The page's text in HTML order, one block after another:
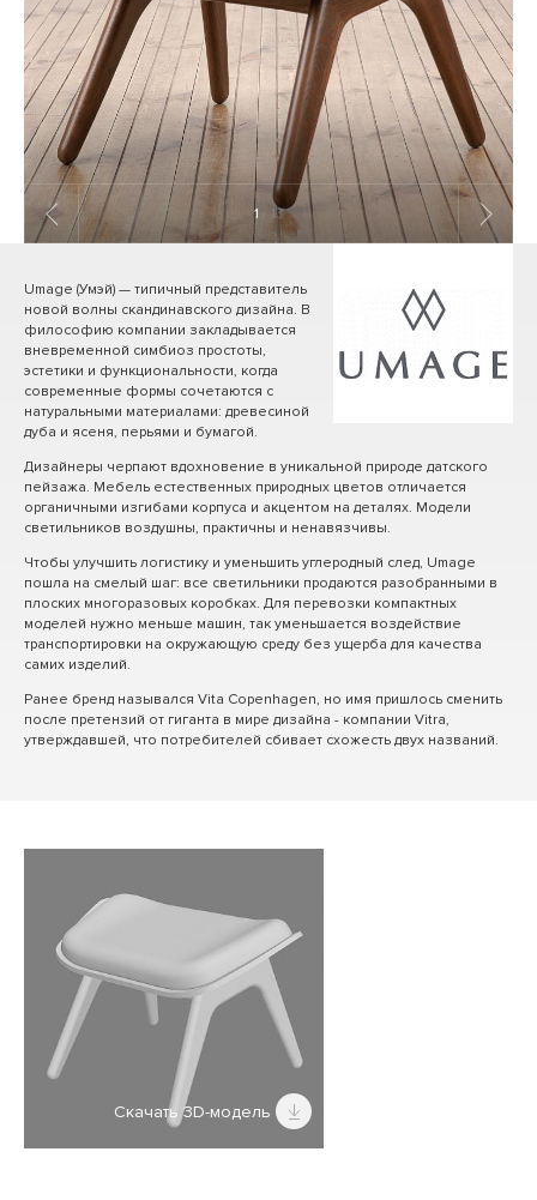
1 / 13
Umage (Умэй) — типичный представитель
новой волны скандинавского дизайна. В
философию компании закладывается
вневременной симбиоз простоты,
эстетики и функциональности, когда
современные формы сочетаются с
натуральными материалами: древесиной
дуба и ясеня, перьями и бумагой.
Дизайнеры черпают вдохновение в уникальной природе датского
пейзажа. Мебель естественных природных цветов отличается
органичными изгибами корпуса и акцентом на деталях. Модели
светильников воздушны, практичны и ненавязчивы.
Чтобы улучшить логистику и уменьшить углеродный след, Umage
пошла на смелый шаг: все светильники продаются разобранными в
плоских многоразовых коробках. Для перевозки компактных
моделей нужно меньше машин, так уменьшается воздействие
транспортировки на окружающую среду без ущерба для качества
самих изделий.
Ранее бренд назывался Vita Copenhagen, но имя пришлось сменить
после претензий от гиганта в мире дизайна - компании Vitra,
утверждавшей, что потребителей сбивает схожесть двух названий.
Скачать 3D-модель